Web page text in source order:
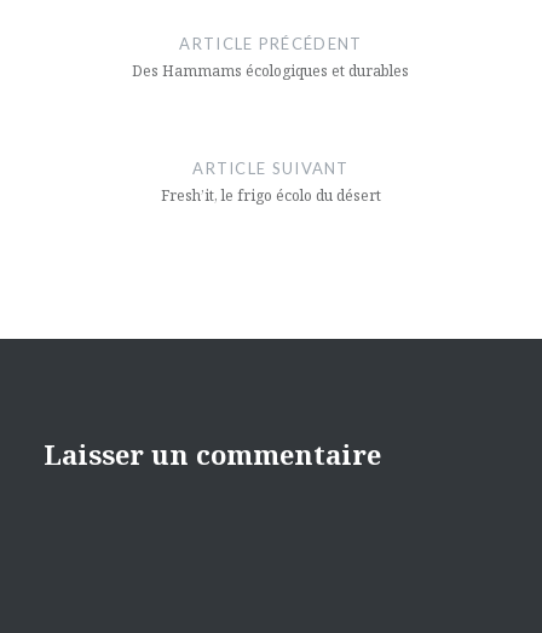
ARTICLE PRÉCÉDENT
Des Hammams écologiques et durables
ARTICLE SUIVANT
Fresh’it, le frigo écolo du désert
Laisser un commentaire